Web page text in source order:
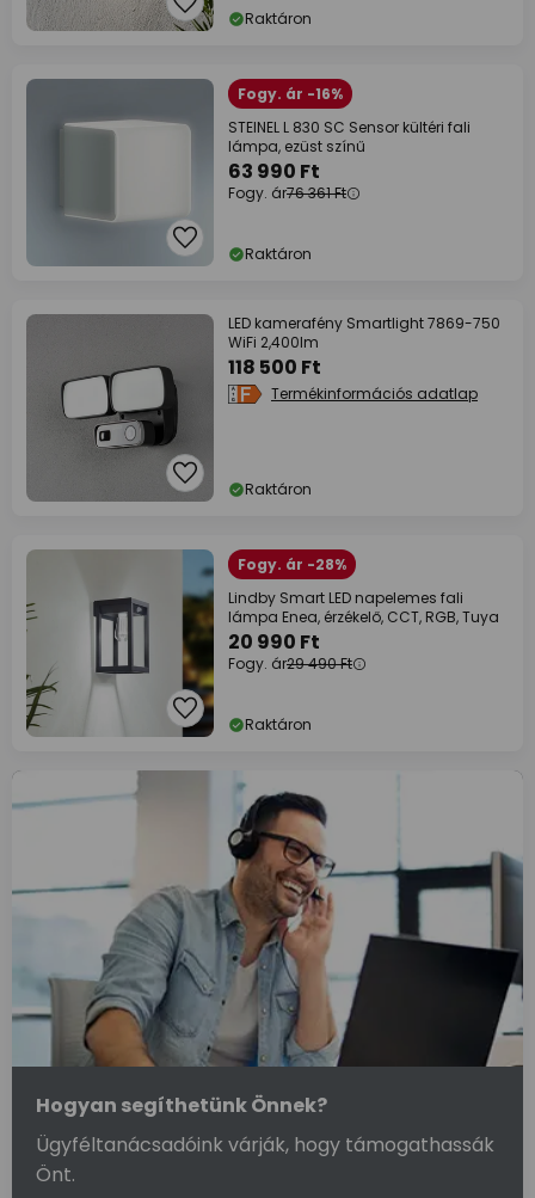
Raktáron
Fogy. ár -16%
STEINEL L 830 SC Sensor kültéri fali
lámpa, ezüst színű
63 990 Ft
Fogy. ár76 361 Ft
Raktáron
LED kamerafény Smartlight 7869-750
WiFi 2,400lm
118 500 Ft
Termékinformációs adatlap
Raktáron
Fogy. ár -28%
Lindby Smart LED napelemes fali
lámpa Enea, érzékelő, CCT, RGB, Tuya
20 990 Ft
Fogy. ár29 490 Ft
Raktáron
Hogyan segíthetünk Önnek?
Ügyféltanácsadóink várják, hogy támogathassák
Önt.